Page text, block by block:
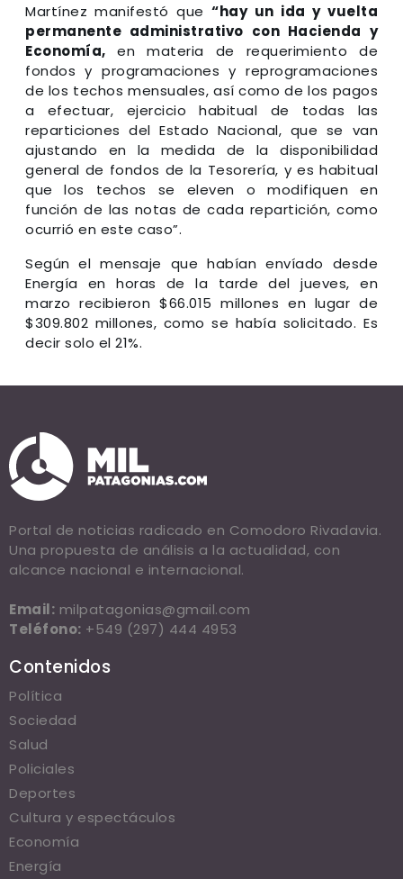
Martínez manifestó que“hay un ida y vuelta
permanente administrativo con Hacienda y
Economía, en materia de requerimiento de
fondos y programaciones y reprogramaciones
de los techos mensuales, así como de los pagos
a efectuar, ejercicio habitual de todas las
reparticiones del Estado Nacional, que se van
ajustando en la medida de la disponibilidad
general de fondos de la Tesorería, y es habitual
que los techos se eleven o modifiquen en
función de las notas de cada repartición, como
ocurrió en este caso”.
Según el mensaje que habían envíado desde
Energía en horas de la tarde del jueves, en
marzo recibieron $66.015 millones en lugar de
$309.802 millones, como se había solicitado. Es
decir solo el 21%.
Portal de noticias radicado en Comodoro Rivadavia.
Una propuesta de análisis a la actualidad, con
alcance nacional e internacional.
Email: milpatagonias@gmail.com
Teléfono: +549 (297) 444 4953
Contenidos
Política
Sociedad
Salud
Policiales
Deportes
Cultura y espectáculos
Economía
Energía